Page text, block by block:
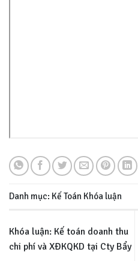
Danh mục: Kế Toán Khóa luận
Khóa luận: Kế toán doanh thu
chi phí và XĐKQKD tại Cty Bẩy